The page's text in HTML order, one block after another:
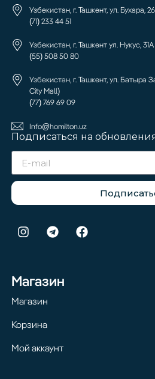
Узбекистан, г. Ташкент, ул. Бухара, 26
(71) 233 44 51
Узбекистан, г. Ташкент ул. Нукус,
(55) 508 50 80
Узбекистан, г. Ташкент, ул. Батыра
City Mall)
(77) 769 69 09
Info@homilton.uz
Подписаться на
Магазин
Магазин
Корзина
Мой аккаунт